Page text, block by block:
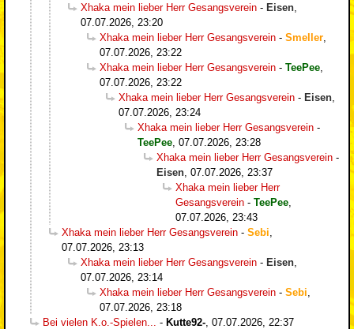
Xhaka mein lieber Herr Gesangsverein - Eisen
07.07.2026, 23:20
Xhaka mein lieber Herr Gesangsverein - Smeller
07.07.2026, 23:22
Xhaka mein lieber Herr Gesangsverein - TeePee
07.07.2026, 23:22
Xhaka mein lieber Herr Gesangsverein - Eisen
07.07.2026, 23:24
Xhaka mein lieber Herr Gesangsverein -
TeePee 07.07.2026, 23:28
Xhaka mein lieber Herr Gesangsverein -
Eisen 07.07.2026, 23:37
Xhaka mein lieber Herr
Gesangsverein - TeePee
07.07.2026, 23:43
Xhaka mein lieber Herr Gesangsverein - Sebi
07.07.2026, 23:13
Xhaka mein lieber Herr Gesangsverein - Eisen
07.07.2026, 23:14
Xhaka mein lieber Herr Gesangsverein - Sebi
07.07.2026, 23:18
Bei vielen K.o.-Spielen...
- Kutte92- 07.07.2026, 22:37